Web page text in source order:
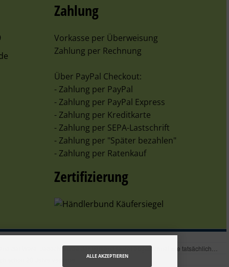
Zahlung
Vorkasse per Überweisung
Zahlung per Rechnung
Über PayPal Checkout:
- Zahlung per PayPal
- Zahlung per PayPal Express
- Zahlung per Kreditkarte
- Zahlung per SEPA-Lastschrift
- Zahlung per "Später bezahlen"
- Zahlung per Ratenkauf
Zertifizierung
ALLE AKZEPTIEREN